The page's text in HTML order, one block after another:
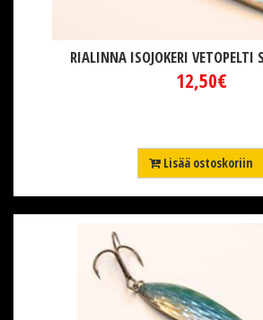
RIALINNA ISOJOKERI VETOPELTI
12,50€
Lisää ostoskoriin